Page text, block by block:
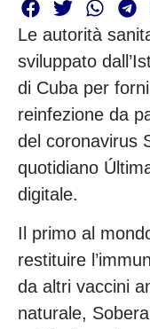
Le autorità
sviluppato
di Cuba per
reinfezione da
del coronavirus
quotidiano
digitale.
Il primo al
restituire
da altri vaccini
naturale,